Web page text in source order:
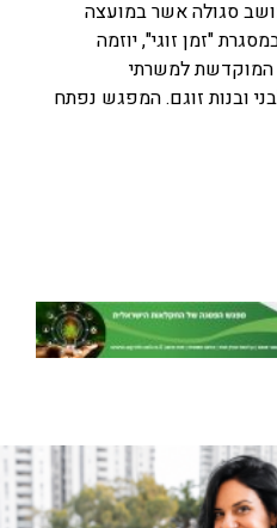
התקיים במושב סגולה אשר במועצה
"זמן זוגי", יוזמה
המוקדשת למשרתי
ובנות זוגם. המפגש נפתח